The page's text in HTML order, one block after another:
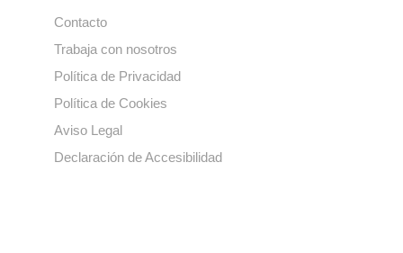
Contacto
Trabaja con nosotros
Política de Privacidad
Política de Cookies
Aviso Legal
Declaración de Accesibilidad